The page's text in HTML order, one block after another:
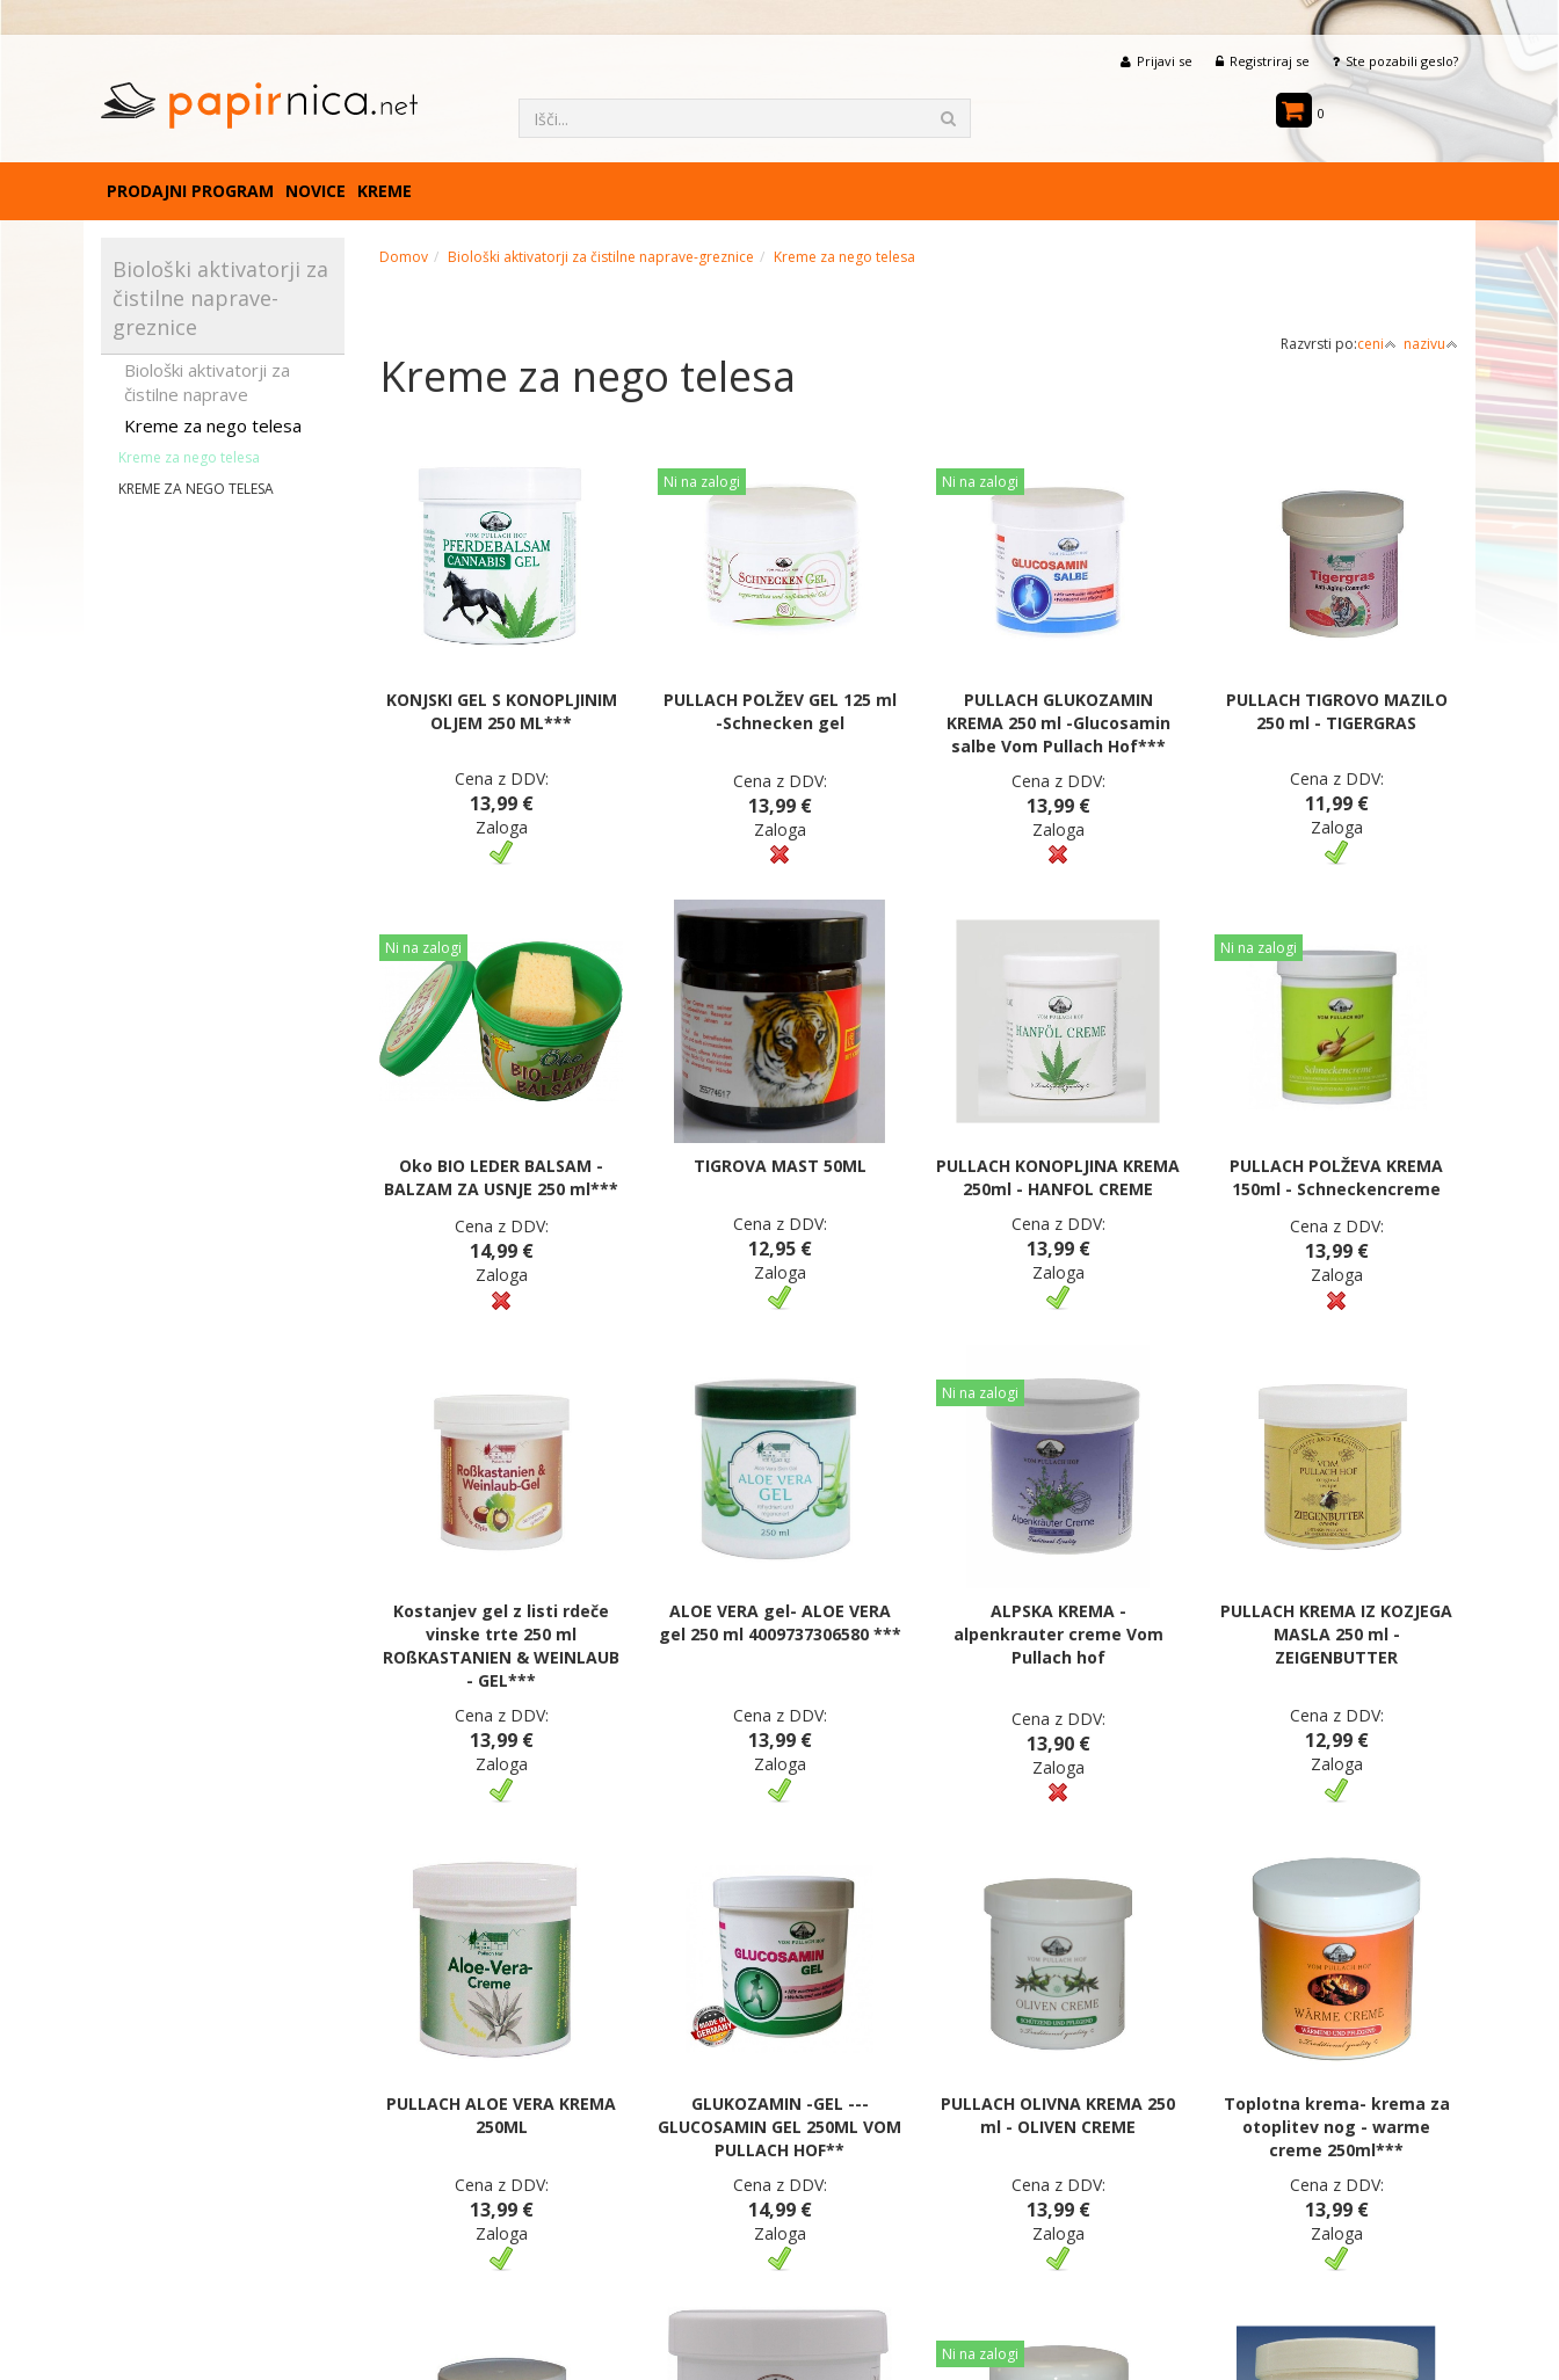
Prijavi se Registriraj se Ste pozabili geslo?
0
PRODAJNI PROGRAM NOVICE KREME
Biološki aktivatorji za
čistilne naprave-
greznice
Biološki aktivatorji za
čistilne naprave
Kreme za nego telesa
Kreme za nego telesa
KREME ZA NEGO TELESA
Domov Biološki aktivatorji za čistilne naprave-greznice Kreme za nego telesa
Razvrsti po:ceni nazivu
Kreme za nego telesa
KONJSKI GEL S KONOPLJINIM
OLJEM 250 ML***
Cena z DDV:
13,99 €
Zaloga
Ni na zalogi
PULLACH POLŽEV GEL 125 ml
-Schnecken gel
Cena z DDV:
13,99 €
Zaloga
Ni na zalogi
PULLACH GLUKOZAMIN
KREMA 250 ml -Glucosamin
salbe Vom Pullach Hof***
Cena z DDV:
13,99 €
Zaloga
PULLACH TIGROVO MAZILO
250 ml - TIGERGRAS
Cena z DDV:
11,99 €
Zaloga
Ni na zalogi
Oko BIO LEDER BALSAM -
BALZAM ZA USNJE 250 ml***
Cena z DDV:
14,99 €
Zaloga
TIGROVA MAST 50ML
Cena z DDV:
12,95 €
Zaloga
PULLACH KONOPLJINA KREMA
250ml - HANFOL CREME
Cena z DDV:
13,99 €
Zaloga
Ni na zalogi
PULLACH POLŽEVA KREMA
150ml - Schneckencreme
Cena z DDV:
13,99 €
Zaloga
Kostanjev gel z listi rdeče
vinske trte 250 ml
ROßKASTANIEN & WEINLAUB
- GEL***
Cena z DDV:
13,99 €
Zaloga
ALOE VERA gel- ALOE VERA
gel 250 ml 4009737306580 ***
Cena z DDV:
13,99 €
Zaloga
Ni na zalogi
ALPSKA KREMA -
alpenkrauter creme Vom
Pullach hof
Cena z DDV:
13,90 €
Zaloga
PULLACH KREMA IZ KOZJEGA
MASLA 250 ml -
ZEIGENBUTTER
Cena z DDV:
12,99 €
Zaloga
PULLACH ALOE VERA KREMA
250ML
Cena z DDV:
13,99 €
Zaloga
GLUKOZAMIN -GEL ---
GLUCOSAMIN GEL 250ML VOM
PULLACH HOF**
Cena z DDV:
14,99 €
Zaloga
PULLACH OLIVNA KREMA 250
ml - OLIVEN CREME
Cena z DDV:
13,99 €
Zaloga
Toplotna krema- krema za
otoplitev nog - warme
creme 250ml***
Cena z DDV:
13,99 €
Zaloga
Ni na zalogi